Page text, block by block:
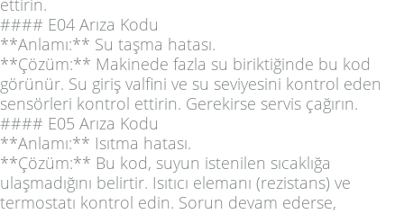
ettirin.
#### E04 Arıza Kodu
**Anlamı:** Su taşma hatası.
**Çözüm:** Makinede fazla su biriktiğinde bu kod
görünür. Su giriş valfini ve su seviyesini kontrol eden
sensörleri kontrol ettirin. Gerekirse servis çağırın.
#### E05 Arıza Kodu
**Anlamı:** Isıtma hatası.
**Çözüm:** Bu kod, suyun istenilen sıcaklığa
ulaşmadığını belirtir. Isıtıcı elemanı (rezistans) ve
termostatı kontrol edin. Sorun devam ederse,